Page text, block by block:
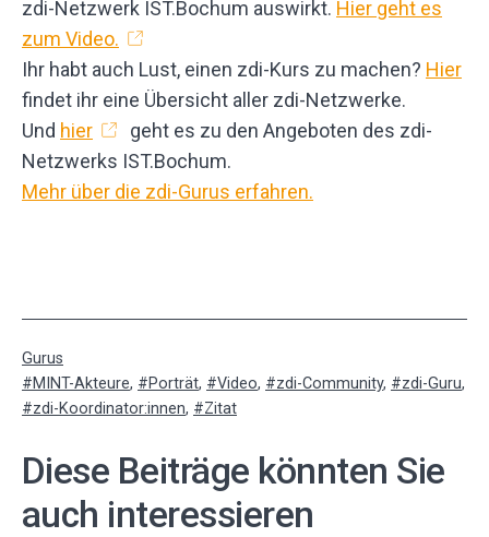
zdi-Netzwerk IST.Bochum auswirkt. Hier geht es
zum Video.
Ihr habt auch Lust, einen zdi-Kurs zu machen? Hier
findet ihr eine Übersicht aller zdi-Netzwerke.
Und hier
geht es zu den Angeboten des zdi-
Netzwerks IST.Bochum.
Mehr über die zdi-Gurus erfahren.
Kategorisiert
als
Gurus
Verschlagwortet
mit
MINT-Akteure, Porträt, Video, zdi-Community, zdi-Guru,
zdi-Koordinator:innen, Zitat
Diese Beiträge könnten Sie
auch interessieren